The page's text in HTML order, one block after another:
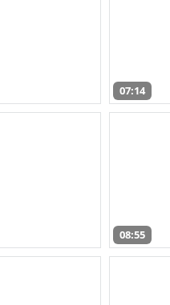
07:14
08:55